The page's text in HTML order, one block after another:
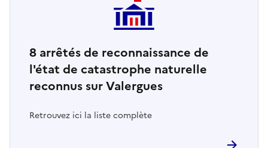
8 arrêtés de reconnaissance de
l'état de catastrophe naturelle
reconnus sur Valergues
Retrouvez ici la liste complète